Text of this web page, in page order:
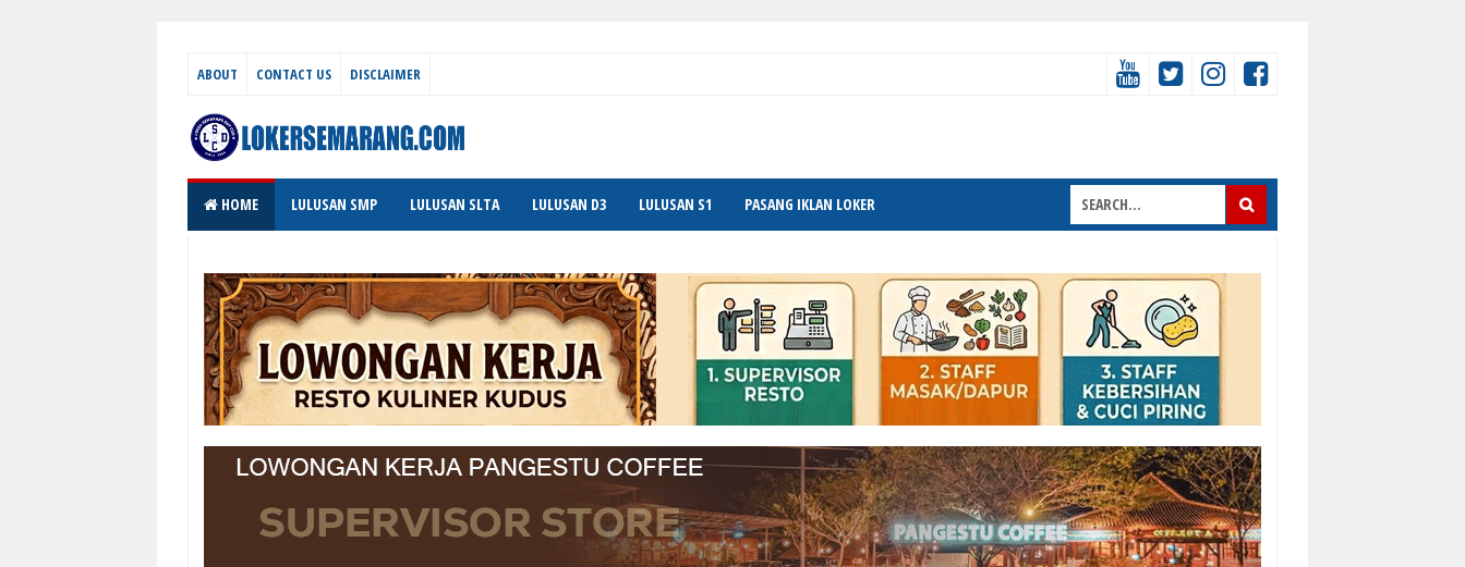
ABOUT CONTACT US DISCLAIMER
HOME LULUSAN SMP LULUSAN SLTA LULUSAN D3 LULUSAN S1 PASANG IKLAN LOKER